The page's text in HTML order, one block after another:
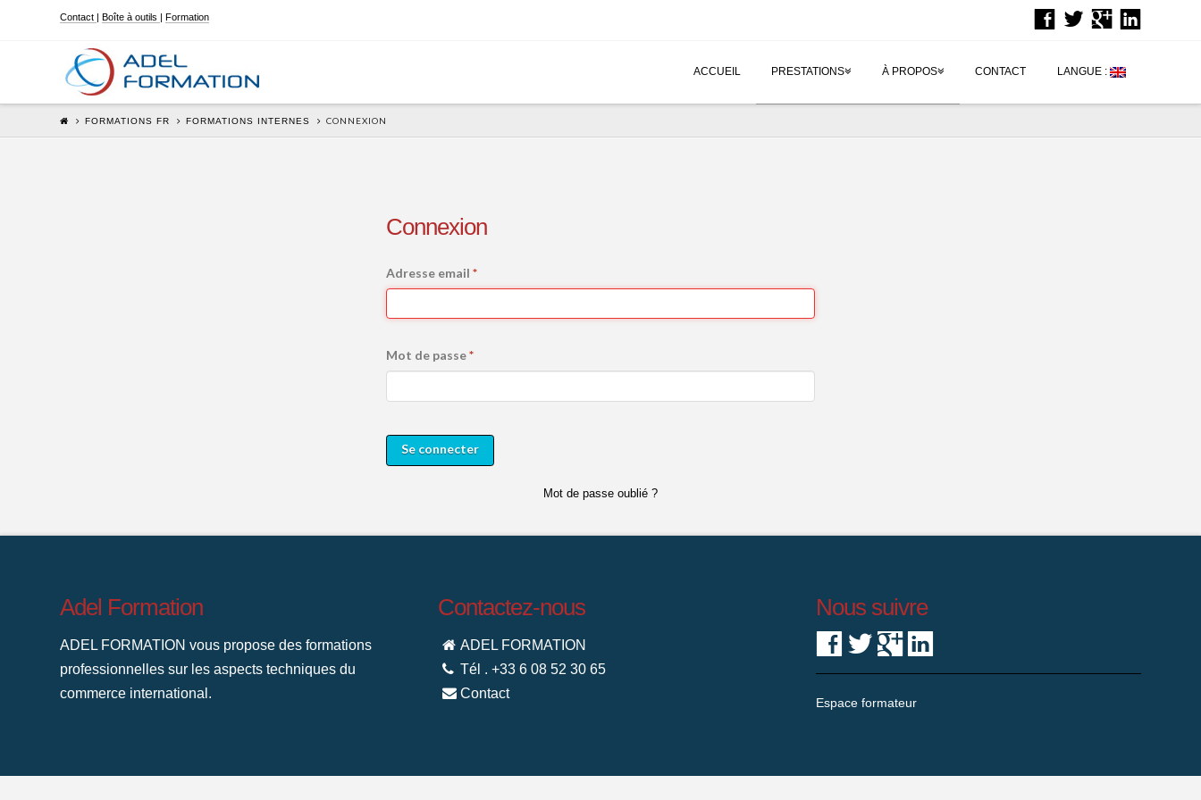
Contact |Boîte à outils |Formation
ACCUEIL PRESTATIONS À PROPOS CONTACT LANGUE :
FORMATIONS FR FORMATIONS INTERNES CONNEXION
Connexion
Adresse email *
Mot de passe*
Se connecter
Mot de passe oublié ?
Adel Formation
ADEL FORMATION vous propose des formations
professionnelles sur les aspects techniques du
commerce international.
Contactez-nous
ADEL FORMATION
Tél . +33 6 08 52 30 65
Contact
Nous suivre
Espace formateur